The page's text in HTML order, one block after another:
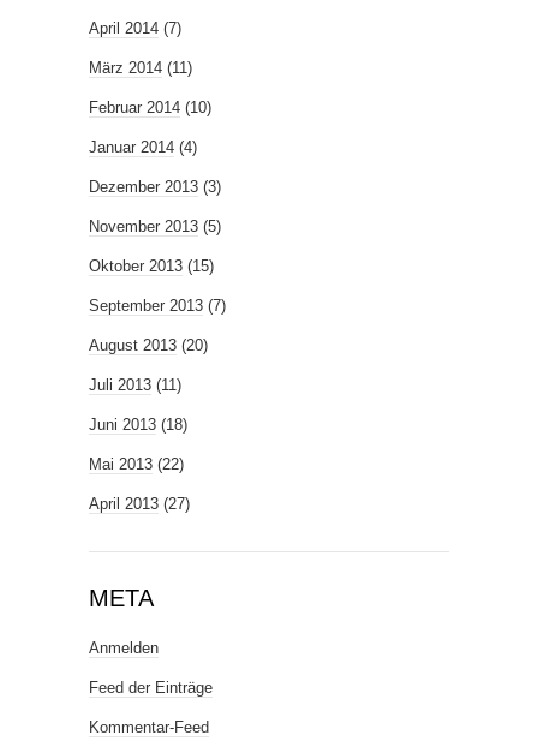
April 2014 (7)
März 2014 (11)
Februar 2014 (10)
Januar 2014 (4)
Dezember 2013 (3)
November 2013 (5)
Oktober 2013 (15)
September 2013 (7)
August 2013 (20)
Juli 2013 (11)
Juni 2013 (18)
Mai 2013 (22)
April 2013 (27)
META
Anmelden
Feed der Einträge
Kommentar-Feed